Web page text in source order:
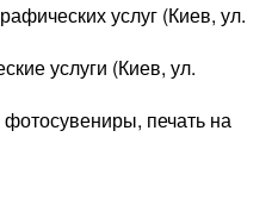
услуг (Киев, ул.
услуги (Киев, ул.
печать на